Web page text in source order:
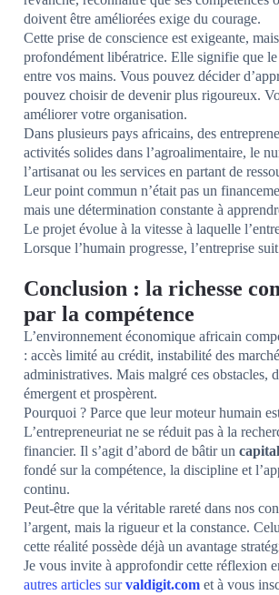
doivent être améliorées exige du courage.
Cette prise de conscience est exigeante,
profondément libératrice. Elle signifie que
entre vos mains. Vous pouvez décider
pouvez choisir de devenir plus rigoureux.
améliorer votre organisation.
Dans plusieurs pays africains, des
activités solides dans l’agroalimentaire, le
l’artisanat ou les services en partant de
Leur point commun n’était pas un
mais une détermination constante à
Le projet évolue à la vitesse à laquelle
Lorsque l’humain progresse, l’entreprise
Conclusion : la richesse
par la compétence
L’environnement économique africain
: accès limité au crédit, instabilité des
administratives. Mais malgré ces obstacles,
émergent et prospèrent.
Pourquoi ? Parce que leur moteur humain
L’entrepreneuriat ne se réduit pas à la
financier. Il s’agit d’abord de bâtir un
fondé sur la compétence, la discipline et
continu.
Peut-être que la véritable rareté dans nos
l’argent, mais la rigueur et la constance.
cette réalité possède déjà un avantage
Je vous invite à approfondir cette réflexion
autres articles survaldigit.com et à vous